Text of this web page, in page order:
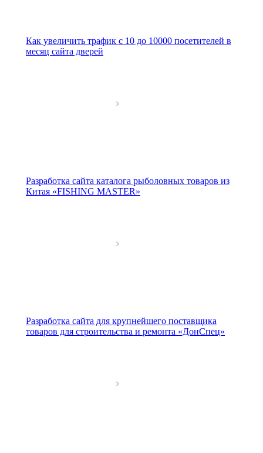
Как увеличить трафик с 10 до 10000 посетителей в
месяц сайта дверей
Разработка сайта каталога рыболовных товаров из
Китая «FISHING MASTER»
Разработка сайта для крупнейшего поставщика
товаров для строительства и ремонта «ДонСпец»